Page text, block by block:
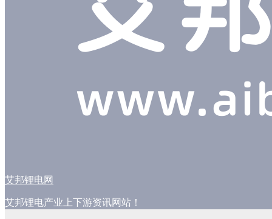
艾邦锂电网
艾邦锂电产业上下游资讯网站！